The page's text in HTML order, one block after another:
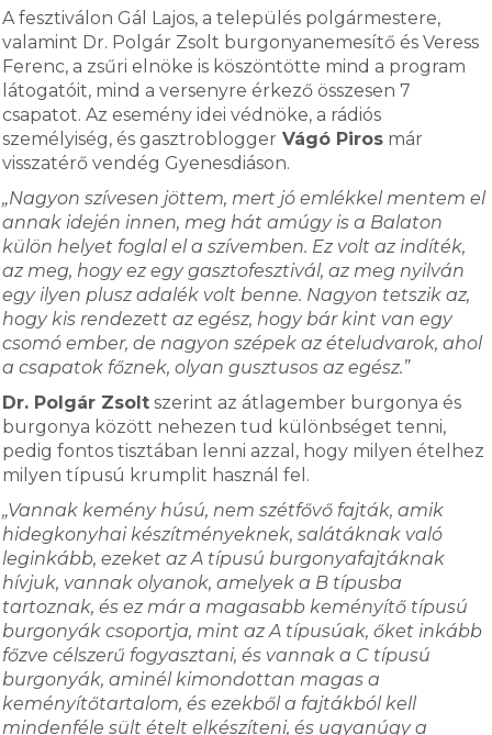
A fesztiválon Gál Lajos, a település polgármestere,
valamint Dr. Polgár Zsolt burgonyanemesítő és Veress
Ferenc, a zsűri elnöke is köszöntötte mind a program
látogatóit, mind a versenyre érkező összesen 7
csapatot. Az esemény idei védnöke, a rádiós
személyiség, és gasztroblogger Vágó Piros már
visszatérő vendég Gyenesdiáson.
„Nagyon szívesen jöttem, mert jó emlékkel mentem el
annak idején innen, meg hát amúgy is a Balaton
külön helyet foglal el a szívemben. Ez volt az indíték,
az meg, hogy ez egy gasztofesztivál, az meg nyilván
egy ilyen plusz adalék volt benne. Nagyon tetszik az,
hogy kis rendezett az egész, hogy bár kint van egy
csomó ember, de nagyon szépek az ételudvarok, ahol
a csapatok főznek, olyan gusztusos az egész.”
Dr. Polgár Zsolt szerint az átlagember burgonya és
burgonya között nehezen tud különbséget tenni,
pedig fontos tisztában lenni azzal, hogy milyen ételhez
milyen típusú krumplit használ fel.
„Vannak kemény húsú, nem szétfővő fajták, amik
hidegkonyhai készítményeknek, salátáknak való
leginkább, ezeket az A típusú burgonyafajtáknak
hívjuk, vannak olyanok, amelyek a B típusba
tartoznak, és ez már a magasabb keményítő típusú
burgonyák csoportja, mint az A típusúak, őket inkább
főzve célszerű fogyasztani, és vannak a C típusú
burgonyák, aminél kimondottan magas a
keményítőtartalom, és ezekből a fajtákból kell
mindenféle sült ételt elkészíteni, és ugyanúgy a